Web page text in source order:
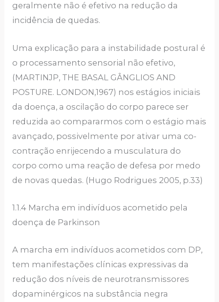
geralmente não é efetivo na redução da
incidência de quedas.
Uma explicação para a instabilidade postural é
o processamento sensorial não efetivo,
(MARTINJP, THE BASAL GÂNGLIOS AND
POSTURE. LONDON,1967) nos estágios iniciais
da doença, a oscilação do corpo parece ser
reduzida ao compararmos com o estágio mais
avançado, possivelmente por ativar uma co-
contração enrijecendo a musculatura do
corpo como uma reação de defesa por medo
de novas quedas. (Hugo Rodrigues 2005, p.33)
1.1.4 Marcha em indivíduos acometido pela
doença de Parkinson
A marcha em indivíduos acometidos com DP,
tem manifestações clínicas expressivas da
redução dos níveis de neurotransmissores
dopaminérgicos na substância negra